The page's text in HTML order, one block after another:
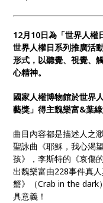
12月10日為「世界人權
世界人權日系列推廣活
形式，以聽覺、視覺、
心精神。
國家人權博物館於世界
藝獎」得主魏樂富&葉
曲目內容都是描述人之
聖詠曲《耶穌，我心渴
孩》，李斯特的《哀傷
出魏樂富由228事件真
蟹》（Crab in the dark
具意義！